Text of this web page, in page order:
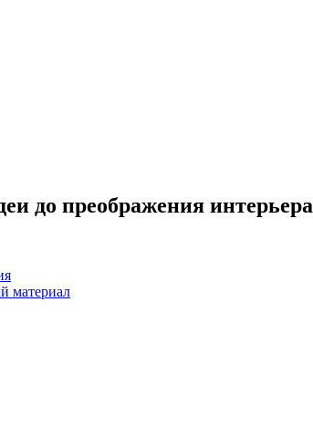
до преображения интерьера
материал